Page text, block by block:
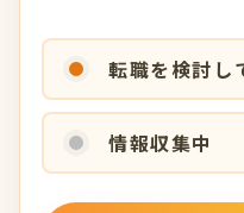
転職を検討し
情報収集中